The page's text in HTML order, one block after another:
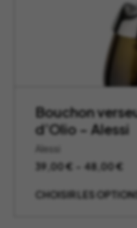
Bouchon
d’Olio – Alessi
Alessi
39,00€ 48,00€
CHOISIR LES